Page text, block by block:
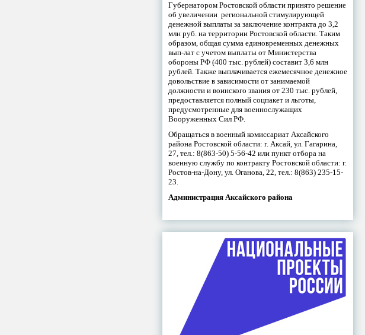
Губернатором Ростовской области принято решение
об увеличении региональной стимулирующей
денежной выплаты за заключение контракта до 3,2
млн руб. на территории Ростовской области. Таким
образом, общая сумма единовременных денежных
вып-лат с учетом выплаты от Министерства
обороны РФ (400 тыс. рублей) составит 3,6 млн
рублей. Также выплачивается ежемесячное денежное
довольствие в зависимости от занимаемой
должности и воинского звания от 230 тыс. рублей,
предоставляется полный соцпакет и льготы,
предусмотренные для военнослужащих
Вооруженных Сил РФ.
Обращаться в военный комиссариат Аксайского
района Ростовской области: г. Аксай, ул. Гагарина,
27, тел.: 8(863-50) 5-56-42 или пункт отбора на
военную службу по контракту Ростовской области: г.
Ростов-на-Дону, ул. Оганова, 22, тел.: 8(863) 235-15-
23.
Администрация Аксайского района